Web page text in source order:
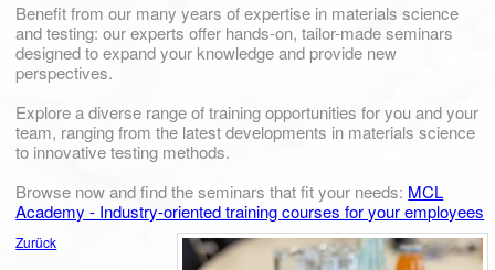
Benefit from our many years of expertise in materials science
and testing: our experts offer hands-on, tailor-made seminars
designed to expand your knowledge and provide new
perspectives.
Explore a diverse range of training opportunities for you and your
team, ranging from the latest developments in materials science
to innovative testing methods.
Browse now and find the seminars that fit your needs: MCL
Academy - Industry-oriented training courses for your employees
Zurück